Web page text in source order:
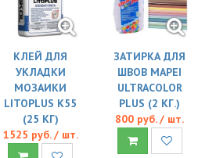
КЛЕЙ ДЛЯ
УКЛАДКИ
МОЗАИКИ
LITOPLUS K55
(25 КГ)
1525 руб. / шт.
ЗАТИРКА ДЛЯ
ШВОВ MAPEI
ULTRACOLOR
PLUS (2 КГ.)
800 руб. / шт.